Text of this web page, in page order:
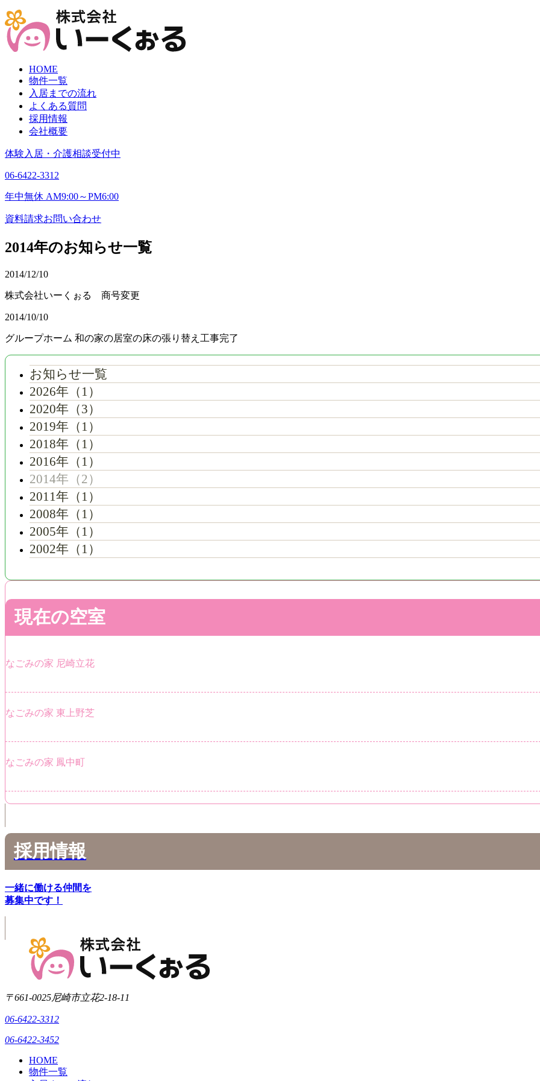
HOME
物件一覧
入居までの流れ
よくある質問
採用情報
会社概要
体験入居・介護相談受付中
06-6422-3312
年中無休 AM9:00～PM6:00
資料請求お問い合わせ
2014年のお知らせ一覧
2014/12/10
株式会社いーくぉる 商号変更
2014/10/10
グループホーム 和の家の居室の床の張り替え工事完了
お知らせ一覧
2026年（1）
2020年（3）
2019年（1）
2018年（1）
2016年（1）
2014年（2）
2011年（1）
2008年（1）
2005年（1）
2002年（1）
現在の空室
なごみの家 尼崎立花
なごみの家 東上野芝
なごみの家 鳳中町
採用情報
一緒に働ける仲間を
募集中です！
〒661-0025尼崎市立花2-18-11
06-6422-3312
06-6422-3452
HOME
物件一覧